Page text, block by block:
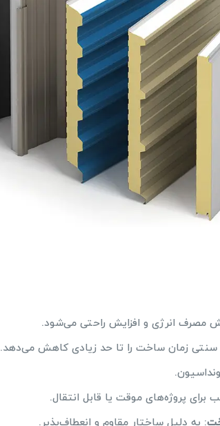
مصرف انرژی و افزایش راحتی می‌شود.
سنتی زمان ساخت را تا حد زیادی کاهش می‌دهد.
برای پروژه‌های موقت یا قابل انتقال.
: به دلیل ساختار مقاوم و انعطاف‌پذیر.